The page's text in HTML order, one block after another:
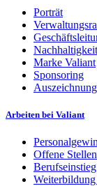
Porträt
Nachhaltigkeit
Marke Valiant
Sponsoring
Arbeiten bei Valiant
Offene Stellen